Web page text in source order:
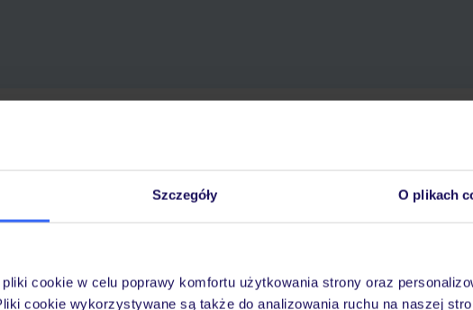
Szczegóły O plikach
cookie w celu poprawy komfortu użytkowania strony oraz
cookie wykorzystywane są także do analizowania ruchu na naszej
wakacjach 24/7
krajach